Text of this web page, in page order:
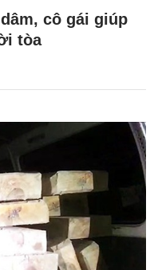
cô gái giúp
tòa